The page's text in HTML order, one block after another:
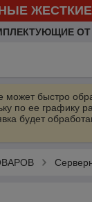
ЖЕСТКИЕ
может быстро
по ее графику
будет